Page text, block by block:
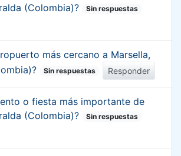
(Colombia)?
Sin respuestas
más cercano a Marsella,
Sin respuestas Responder
o fiesta más importante de
(Colombia)?
Sin respuestas